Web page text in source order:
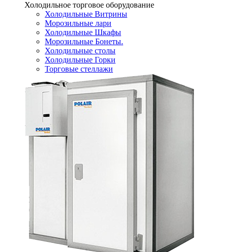
Холодильное торговое оборудование
Холодильные Витрины
Морозильные лари
Холодильные Шкафы
Морозильные Бонеты.
Холодильные столы
Холодильные Горки
Торговые стеллажи